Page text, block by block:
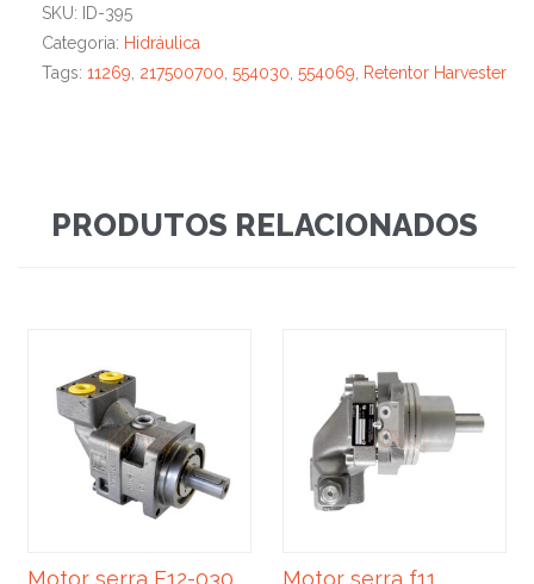
SKU:
ID-395
Categoria: Hidráulica
Tags: 11269, 217500700, 554030, 554069, Retentor Harvester
PRODUTOS RELACIONADOS